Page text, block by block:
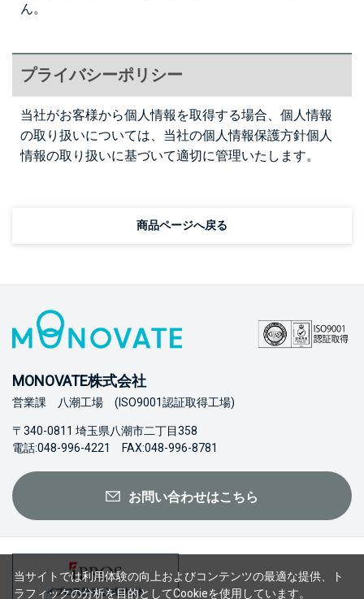
ん。
プライバシーポリシー
当社がお客様から個人情報を取得する場合、個人情報
の取り扱いについては、当社の個人情報保護方針個人
情報の取り扱いに基づいて適切に管理いたします。
MONOVATE株式会社
営業課 八潮工場 (ISO9001認証取得工場)
〒340-0811 埼玉県八潮市二丁目358
電話:048-996-4221 FAX:048-996-8781
お問い合わせはこちら
当サイトでは利用体験の向上およびコンテンツの最適な提供、ト
ラフィックの分析を目的としてCookieを使用しています。